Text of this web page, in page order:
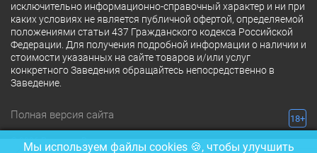
исключительно информационно-справочный характер и ни при
каких условиях не является публичной офертой, определяемой
положениями статьи 437 Гражданского кодекса Российской
Федерации. Для получения подробной информации о наличии и
стоимости указанных на сайте товаров и/или услуг
конкретного Заведения обращайтесь непосредственно в
Заведение.
Полная версия сайта 18+
© 2026 Ресторан.Ru
Мы используем файлы cookies 🍪, чтобы улучшить